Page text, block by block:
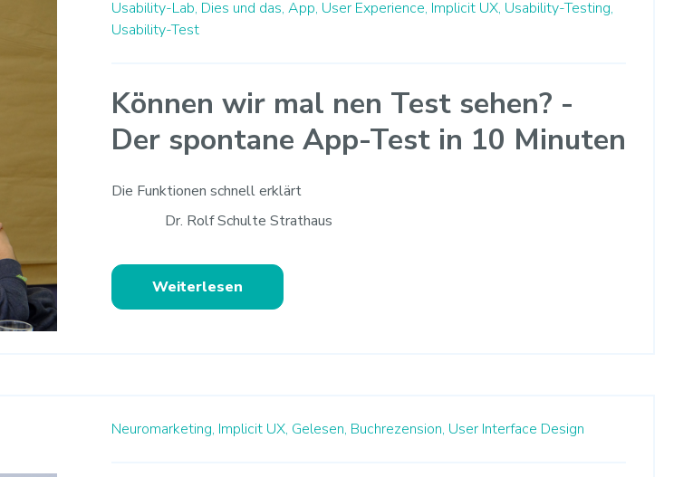
Usability-Lab, Dies und das, App, User Experience, Implicit UX, Usability-Testing,
Usability-Test
Können wir mal nen Test sehen? -
Der spontane App-Test in 10 Minuten
Die Funktionen schnell erklärt
Dr. Rolf Schulte Strathaus
Weiterlesen
Neuromarketing, Implicit UX, Gelesen, Buchrezension, User Interface Design